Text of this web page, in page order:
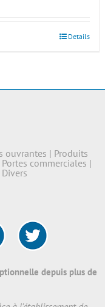
Details
ouvrantes | Produits
Portes commerciales |
Divers
depuis plus de